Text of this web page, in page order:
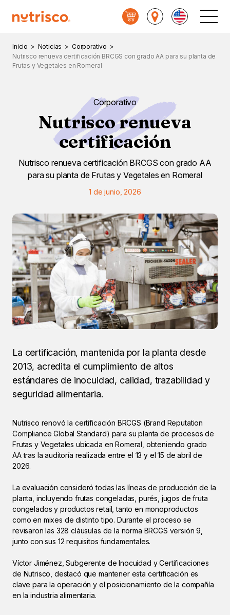
Nutrisco
Menú
Inicio > Noticias > Corporativo >
Nutrisco renueva certificación BRCGS con grado AA para su planta de
Frutas y Vegetales en Romeral
Corporativo
Nutrisco renueva
certificación
Nutrisco renueva certificación BRCGS con grado AA
para su planta de Frutas y Vegetales en Romeral
1 de junio, 2026
La certificación, mantenida por la planta desde
2013, acredita el cumplimiento de altos
estándares de inocuidad, calidad, trazabilidad y
seguridad alimentaria.
Nutrisco renovó la certificación BRCGS (Brand Reputation
Compliance Global Standard) para su planta de procesos de
Frutas y Vegetales ubicada en Romeral, obteniendo grado
AA tras la auditoría realizada entre el 13 y el 15 de abril de
2026.
La evaluación consideró todas las líneas de producción de la
planta, incluyendo frutas congeladas, purés, jugos de fruta
congelados y productos retail, tanto en monoproductos
como en mixes de distinto tipo. Durante el proceso se
revisaron las 328 cláusulas de la norma BRCGS versión 9,
junto con sus 12 requisitos fundamentales.
Víctor Jiménez, Subgerente de Inocuidad y Certificaciones
de Nutrisco, destacó que mantener esta certificación es
clave para la operación y el posicionamiento de la compañía
en la industria alimentaria.